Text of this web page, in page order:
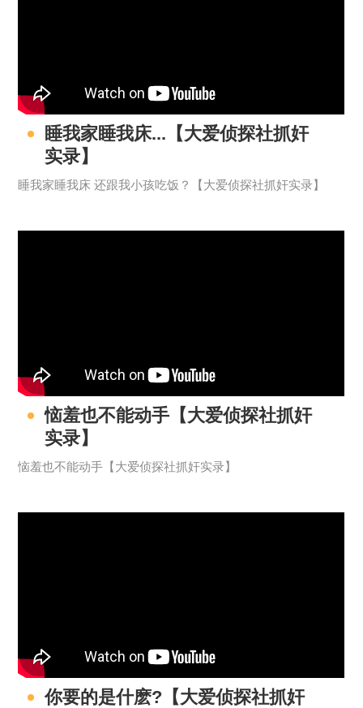
睡我家睡我床...【大爱侦探社抓奸
实录】
睡我家睡我床 还跟我小孩吃饭？【大爱侦探社抓奸实录】
恼羞也不能动手【大爱侦探社抓奸
实录】
恼羞也不能动手【大爱侦探社抓奸实录】
你要的是什麽?【大爱侦探社抓奸